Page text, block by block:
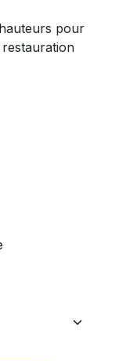
pour
restauration